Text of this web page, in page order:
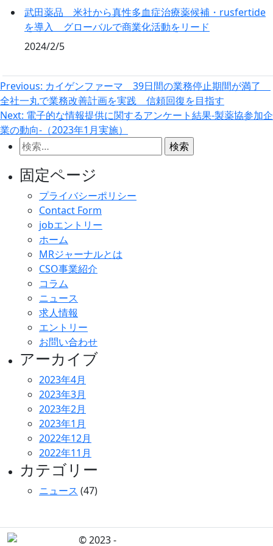
武田薬品 米社から真性多血症治療薬候補・rusfertide
を導入 グローバルで商業化活動をリード
2024/2/5
投
稿
ナ
ビ
ー
Previous: カイゲンファーマ 39日間の業務停止期間が満了
全社一丸で業務改善計画を実践 信頼回復を目指す
Next: 電子的な情報提供に関するアンケート結果-製薬協参加企
業の動向-（2023年1月実施）
検
索:
固定ページ
プライバシーポリシー
Contact Form
jobエントリー
ホーム
MRジャーナルとは
CSO事業紹介
コラム
ニュース
求人情報
エントリー
お問い合わせ
アーカイブ
2023年4月
2023年3月
2023年2月
2023年1月
2022年12月
2022年11月
カテゴリー
ニュース (47)
© 2023 -